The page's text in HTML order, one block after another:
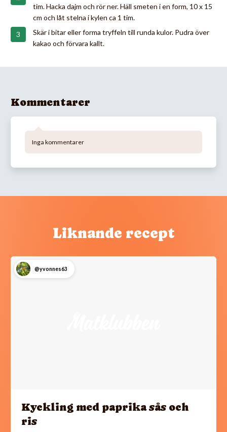
tim. Hacka dajm och rör ner. Häll smeten i en form, 10 x 15
cm och låt stelna i kylen ca 1 tim.
Skär i bitar eller forma tryffeln till runda kulor. Pudra över
kakao och förvara kallt.
Kommentarer
Inga kommentarer
Liknande recept
@yvonnes63
Kyckling med paprika sås och
ris